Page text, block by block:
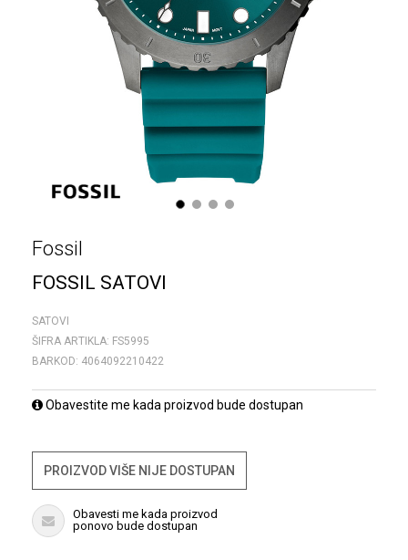
1 2 3 4
Fossil
FOSSIL SATOVI
SATOVI
ŠIFRA ARTIKLA: FS5995
BARKOD: 4064092210422
Obavestite me kada proizvod bude dostupan
PROIZVOD VIŠE NIJE DOSTUPAN
Obavesti me kada proizvod
ponovo bude dostupan